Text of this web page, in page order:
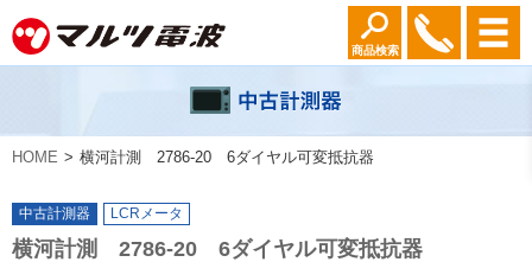
商品検索
HOME 横河計測 2786-20 6ダイヤル可変抵抗器
中古計測器 LCRメータ
横河計測 2786-20 6ダイヤル可変抵抗器